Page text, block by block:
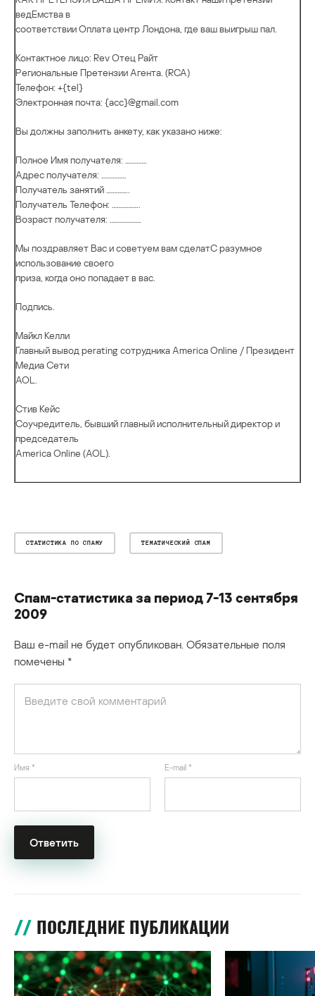
ведEмства в
соответствии Оплата центр Лондона, где ваш выигрыш пал.
Контактное лицо: Rev Отец Райт
Региональные Претензии Агента. (RCA)
Телефон: +{tel}
Электронная почта: {acc}@gmail.com
Вы должны заполнить анкету, как указано ниже:
Полное Имя получателя: ………….
Адрес получателя: ……………
Получатель занятий …………..
Получатель Телефон: ……………..
Возраст получателя: ……………….
Мы поздравляет Вас и советуем вам сделатC разумное
использование своего
приза, когда оно попадает в вас.
Подпись.
Майкл Келли
Главный вывод perating сотрудника America Online / Президент
Медиа Сети
AOL.
Стив Кейс
Соучредитель, бывший главный исполнительный директор и
председатель
America Online (AOL).
СТАТИСТИКА ПО СПАМУ ТЕМАТИЧЕСКИЙ СПАМ
Спам-статистика за период 7-13 сентября
2009
Ваш e-mail не будет опубликован. Обязательные поля
помечены *
Имя * E-mail *
ПОСЛЕДНИЕ ПУБЛИКАЦИИ